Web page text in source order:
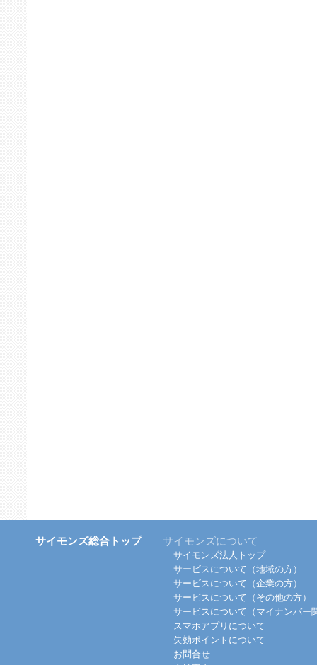
サイモンズ総合トップ サイモンズについて
サイモンズ法人トップ
サービスについて（地域の方）
サービスについて（企業の方）
サービスについて（その他の方）
サービスについて（マイナンバー
スマホアプリについて
失効ポイントについて
お問合せ